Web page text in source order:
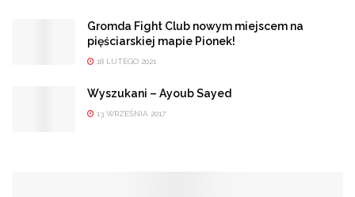
Gromda Fight Club nowym miejscem na
pięściarskiej mapie Pionek!
18 LUTEGO 2021
Wyszukani – Ayoub Sayed
13 WRZEŚNIA 2017